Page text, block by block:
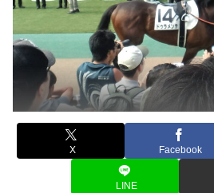
X Facebook
LINE